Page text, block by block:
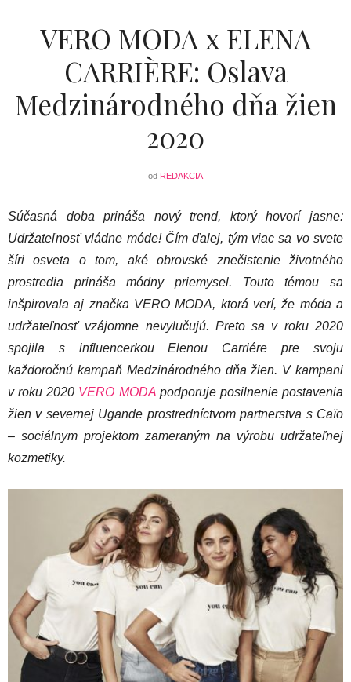
VERO MODA x ELENA
CARRIÈRE: Oslava
Medzinárodného dňa žien
2020
od REDAKCIA
Súčasná doba prináša nový trend, ktorý hovorí jasne:
Udržateľnosť vládne móde! Čím ďalej, tým viac sa vo svete
šíri osveta o tom, aké obrovské znečistenie životného
prostredia prináša módny priemysel. Touto témou sa
inšpirovala aj značka VERO MODA, ktorá verí, že móda a
udržateľnosť vzájomne nevylučujú. Preto sa v roku 2020
spojila s influencerkou Elenou Carriére pre svoju
každoročnú kampaň Medzinárodného dňa žien. V kampani
v roku 2020 VERO MODApodporuje posilnenie postavenia
žien v severnej Ugande prostredníctvom partnerstva s Caïo
– sociálnym projektom zameraným na výrobu udržateľnej
kozmetiky.